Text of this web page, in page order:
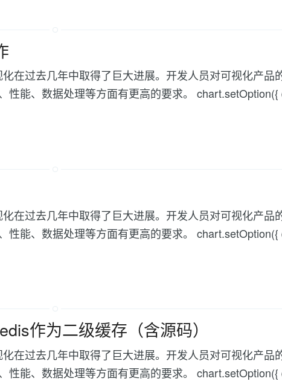
在过去几年中取得了巨大进展。开发人员对可视化产品
性能、数据处理等方面有更高的要求。 chart.setOption({
在过去几年中取得了巨大进展。开发人员对可视化产品
性能、数据处理等方面有更高的要求。 chart.setOption({
作为二级缓存（含源码）
在过去几年中取得了巨大进展。开发人员对可视化产品
性能、数据处理等方面有更高的要求。 chart.setOption({